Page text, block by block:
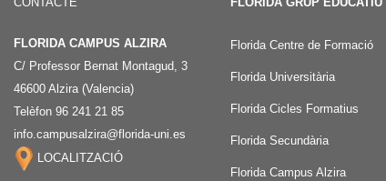
FLORIDA CAMPUS ALZIRA
C/ Professor Bernat Montagud, 3
46600 Alzira (Valencia)
Telèfon 96 241 21 85
info.campusalzira@florida-uni.es
LOCALITZACIÓ
Florida Centre de Formació
Florida Universitària
Florida Cicles Formatius
Florida Secundària
Florida Campus Alzira